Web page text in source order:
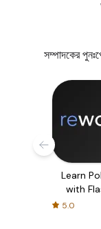
সম্পাদকের
Learn
with
5.0